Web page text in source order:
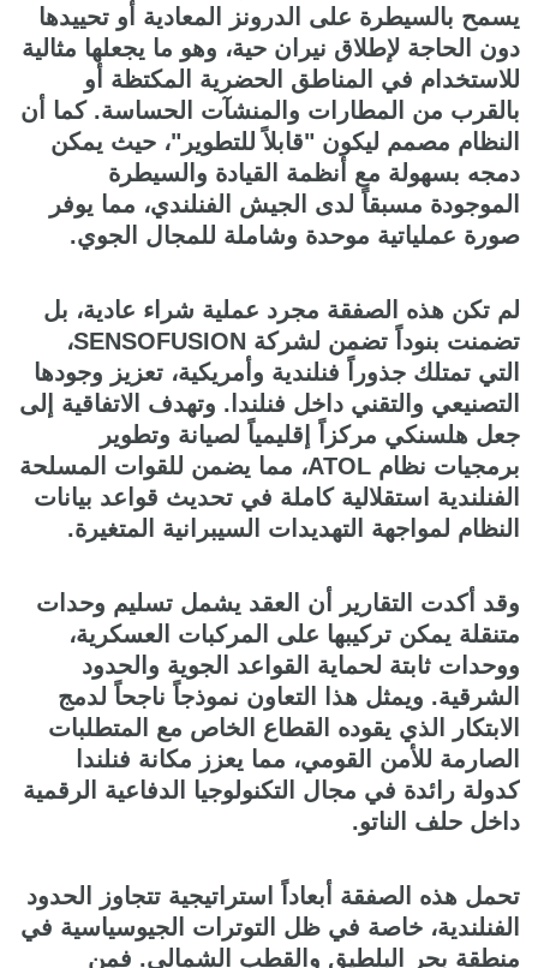
يسمح بالسيطرة على الدرونز المعادية أو تحييدها
دون الحاجة لإطلاق نيران حية، وهو ما يجعلها مثالية
للاستخدام في المناطق الحضرية المكتظة أو
بالقرب من المطارات والمنشآت الحساسة. كما أن
النظام مصمم ليكون "قابلاً للتطوير"، حيث يمكن
دمجه بسهولة مع أنظمة القيادة والسيطرة
الموجودة مسبقاً لدى الجيش الفنلندي، مما يوفر
صورة عملياتية موحدة وشاملة للمجال الجوي.
لم تكن هذه الصفقة مجرد عملية شراء عادية، بل
تضمنت بنوداً تضمن لشركة SENSOFUSION،
التي تمتلك جذوراً فنلندية وأمريكية، تعزيز وجودها
التصنيعي والتقني داخل فنلندا. وتهدف الاتفاقية إلى
جعل هلسنكي مركزاً إقليمياً لصيانة وتطوير
برمجيات نظام ATOL، مما يضمن للقوات المسلحة
الفنلندية استقلالية كاملة في تحديث قواعد بيانات
النظام لمواجهة التهديدات السيبرانية المتغيرة.
وقد أكدت التقارير أن العقد يشمل تسليم وحدات
متنقلة يمكن تركيبها على المركبات العسكرية،
ووحدات ثابتة لحماية القواعد الجوية والحدود
الشرقية. ويمثل هذا التعاون نموذجاً ناجحاً لدمج
الابتكار الذي يقوده القطاع الخاص مع المتطلبات
الصارمة للأمن القومي، مما يعزز مكانة فنلندا
كدولة رائدة في مجال التكنولوجيا الدفاعية الرقمية
داخل حلف الناتو.
تحمل هذه الصفقة أبعاداً استراتيجية تتجاوز الحدود
الفنلندية، خاصة في ظل التوترات الجيوسياسية في
منطقة بحر البلطيق والقطب الشمالي. فمن